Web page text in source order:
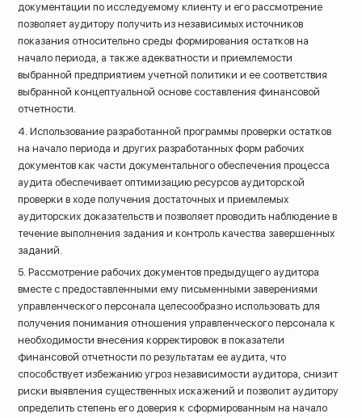
документации по исследуемому клиенту и его рассмотрение
позволяет аудитору получить из независимых источников
показания относительно среды формирования остатков на
начало периода, а также адекватности и приемлемости
выбранной предприятием учетной политики и ее соответствия
выбранной концептуальной основе составления финансовой
отчетности.
4. Использование разработанной программы проверки остатков
на начало периода и других разработанных форм рабочих
документов как части документального обеспечения процесса
аудита обеспечивает оптимизацию ресурсов аудиторской
проверки в ходе получения достаточных и приемлемых
аудиторских доказательств и позволяет проводить наблюдение в
течение выполнения задания и контроль качества завершенных
заданий.
5. Рассмотрение рабочих документов предыдущего аудитора
вместе с предоставленными ему письменными заверениями
управленческого персонала целесообразно использовать для
получения понимания отношения управленческого персонала к
необходимости внесения корректировок в показатели
финансовой отчетности по результатам ее аудита, что
способствует избежанию угроз независимости аудитора, снизит
риски выявления существенных искажений и позволит аудитору
определить степень его доверия к сформированным на начало